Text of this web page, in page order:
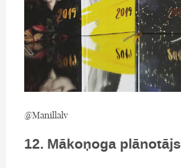
@Manillalv
12. Mākoņoga plānotājs